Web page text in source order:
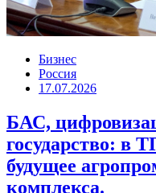
Бизнес
Россия
17.07.2026
БАС,
государство: в
будущее
комплекса.